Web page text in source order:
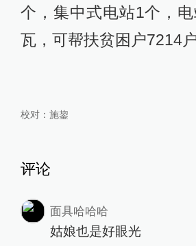
个，集中式电站1个，
瓦，可帮扶贫困户7214户
校对： 施鋆
评论
面具哈哈哈
姑娘也是好眼光